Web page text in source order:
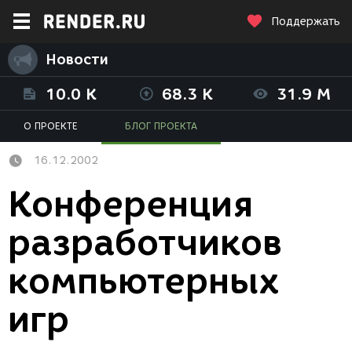
Поддержать
Новости
10.0 K 68.3 K 31.9 M
О ПРОЕКТЕ БЛОГ ПРОЕКТА
16.12.2002
Конференция
разработчиков
компьютерных
игр